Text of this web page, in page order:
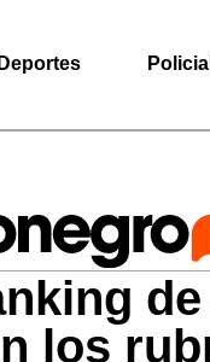
Deportes
los